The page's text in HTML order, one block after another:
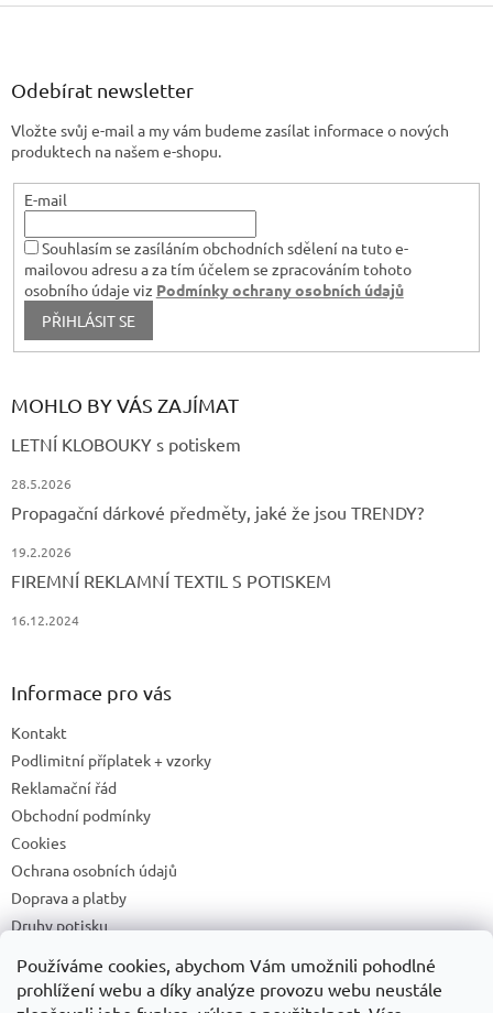
Používáme cookies, abychom Vám umožnili pohodlné
prohlížení webu a díky analýze provozu webu neustále
p
ý
i
Z
Odebírat newsletter
Vložte svůj e-mail a my vám budeme zasílat informace o nových
produktech na našem e-shopu.
E-mail
Souhlasím se zasíláním obchodních sdělení na tuto e-
mailovou adresu a za tím účelem se zpracováním tohoto
osobního údaje viz Podmínky ochrany osobních údajů
PŘIHLÁSIT SE
MOHLO BY VÁS ZAJÍMAT
LETNÍ KLOBOUKY s potiskem
28.5.2026
Propagační dárkové předměty, jaké že jsou TRENDY?
19.2.2026
FIREMNÍ REKLAMNÍ TEXTIL S POTISKEM
16.12.2024
Informace pro vás
Kontakt
Podlimitní příplatek + vzorky
Reklamační řád
Obchodní podmínky
Cookies
Ochrana osobních údajů
Doprava a platby
Druhy potisku
Recyklační příspěvky a zpětný odběr elektrozařízení/baterií